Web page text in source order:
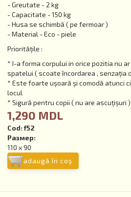
- Greutate - 2 kg
- Capacitate - 150 kg
- Husa se schimbă ( pe fermoar )
- Material - Eco - piele
Prioritățile :
* I-a forma corpului in orice pozitia nu
spatelui ( scoate încordarea , senzația
* Este foarte ușoară și comodă atunci
locul
* Sigură pentru copii ( nu are ascuțișuri )
1,290 MDL
Cod: f52
Размер:
110 x 90
adaugă în coş